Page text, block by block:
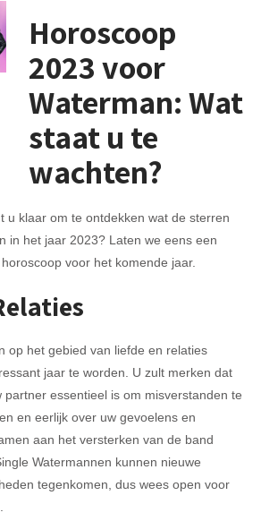
Horoscoop
2023 voor
Waterman: Wat
staat u te
wachten?
u klaar om te ontdekken wat de sterren
in het jaar 2023? Laten we eens een
voor het komende jaar.
op het gebied van liefde en relaties
jaar te worden. U zult merken dat
partner essentieel is om misverstanden te
en eerlijk over uw gevoelens en
aan het versterken van de band
Watermannen kunnen nieuwe
tegenkomen, dus wees open voor